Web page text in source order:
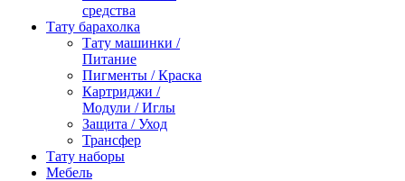
средства
Тату барахолка
Тату машинки /
Питание
Пигменты / Краска
Картриджи /
Модули / Иглы
Защита / Уход
Трансфер
Тату наборы
Мебель